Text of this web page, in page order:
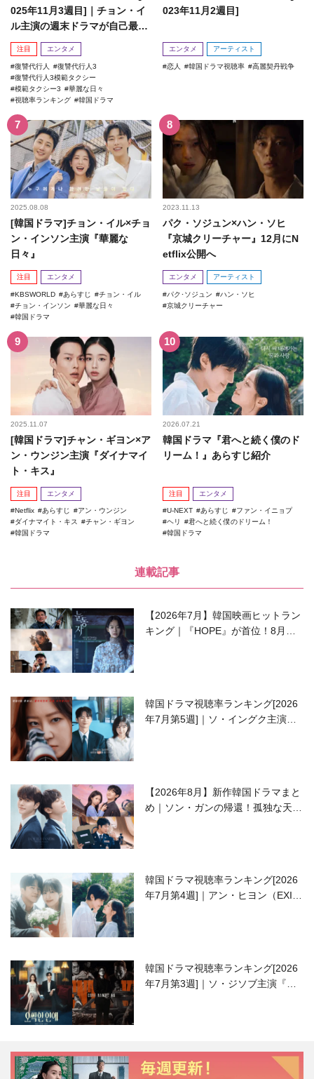
025年11月3週目]｜チョン・イ
ル主演の週末ドラマが自己最高
記録を更新！
注目 エンタメ
復讐代行人
復讐代行人3
復讐代行人3模範タクシー
模範タクシー3
華麗な日々
視聴率ランキング
韓国ドラマ
023年11月2週目]
エンタメ アーティスト
恋人 韓国ドラマ視聴率 高麗契丹戦争
2025.08.08
[韓国ドラマ]チョン・イル×チョ
ン・インソン主演『華麗な
日々』
注目 エンタメ
KBSWORLD あらすじ
チョン・イル
チョン・インソン
華麗な日々
韓国ドラマ
2023.11.13
パク・ソジュン×ハン・ソヒ
『京城クリーチャー』12月にN
etflix公開へ
エンタメ アーティスト
パク･ソジュン
ハン・ソヒ
京城クリーチャー
2025.11.07
[韓国ドラマ]チャン・ギヨン×ア
ン・ウンジン主演『ダイナマイ
ト・キス』
注目 エンタメ
Netflix あらすじ
アン・ウンジン
ダイナマイト・キス
チャン・ギヨン
韓国ドラマ
2026.07.21
韓国ドラマ『君へと続く僕のド
リーム！』あらすじ紹介
注目 エンタメ
U-NEXT あらすじ
ファン・イニョプ
ヘリ
君へと続く僕のドリーム！
韓国ドラマ
連載記事
【2026年7月】韓国映画ヒットラン
キング｜『HOPE』が首位！8月公
韓国ドラマ視聴率ランキング[2026
年7月第5週]｜ソ・イングク主演の
【2026年8月】新作韓国ドラマまと
め｜ソン・ガンの帰還！孤独な天才
韓国ドラマ視聴率ランキング[2026
年7月第4週]｜アン・ヒヨン（EXID
韓国ドラマ視聴率ランキング[2026
年7月第3週]｜ソ・ジソブ主演『エ